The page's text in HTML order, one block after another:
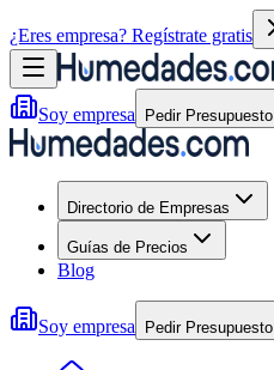
¿Eres empresa? Regístrate gratis
Soy empresa Pedir Presupuesto
Directorio de Empresas
Guías de Precios
Blog
Soy empresa Pedir Presupuesto